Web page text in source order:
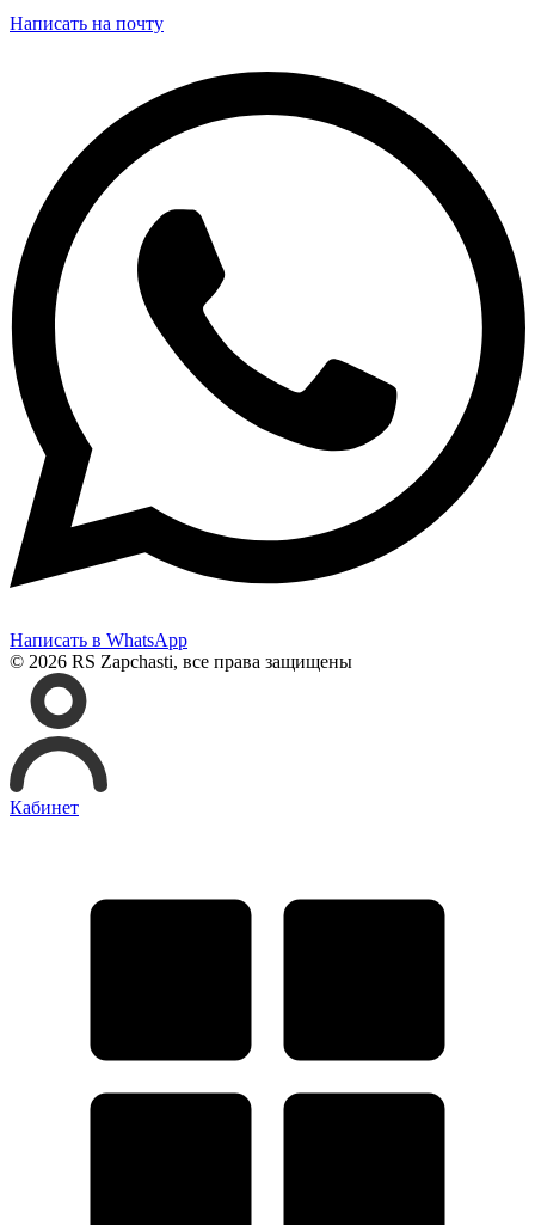
Написать на почту
Написать в WhatsApp
© 2026 RS Zapchasti, все права защищены
Кабинет